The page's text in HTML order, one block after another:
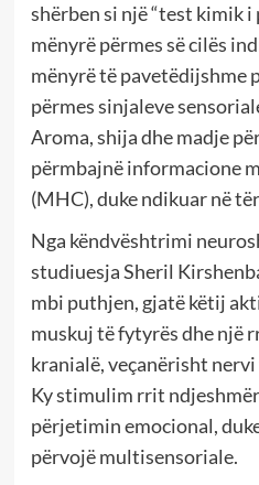
shërben si një “test kimik
mënyrë përmes së cilës
mënyrë të pavetëdijshme
përmes sinjaleve
Aroma, shija dhe madje
përmbajnë informacione
(MHC), duke ndikuar në
Nga këndvështrimi
studiuesja Sheril
mbi puthjen, gjatë këtij
muskuj të fytyrës dhe një
kranialë, veçanërisht
Ky stimulim rrit
përjetimin emocional,
përvojë multisensoriale.